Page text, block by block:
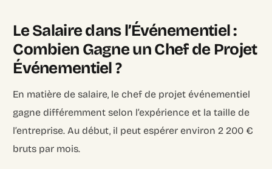
Le Salaire dans l’Événementiel :
Combien Gagne un Chef de Projet
Événementiel ?
En matière de salaire, le chef de projet événementiel
gagne différemment selon l’expérience et la taille de
l’entreprise. Au début, il peut espérer environ 2 200 €
bruts par mois.